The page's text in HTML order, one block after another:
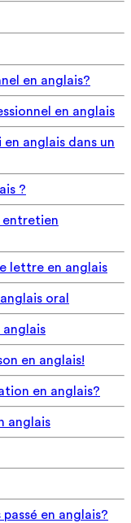
en anglais?
en anglais
anglais dans un
?
entretien
lettre en anglais
oral
en anglais!
en anglais?
anglais
en anglais?